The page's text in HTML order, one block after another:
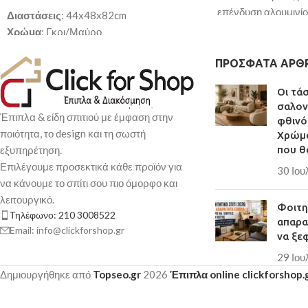
Διαστάσεις: 44x48x82cm
Χρώμα: Γκρι/Μαύρο
Παράδοση σε 3-10 εργάσιμες ημέρες
επένδυση
Επιφάνεια:
Κατασκευασμένο
στιβαρό
μεγαλύτερη
επικάλυψη
Ιδανικό για
κήπο
Κομψός και
Παράδοση σε 3-10
Έπιπλα & είδη σπιτιού με έμφαση στην
ποιότητα, το design και τη σωστή
εξυπηρέτηση.
Επιλέγουμε προσεκτικά κάθε προϊόν για
να κάνουμε το σπίτι σου πιο όμορφο και
λειτουργικό.
Τηλέφωνο: 210 3008522
Email: info@clickforshop.gr
ΠΡΌΣΦΑΤΑ
Οι
που
30
να
29
Δημιουργήθηκε από Topseo.gr 2026 Έπιπλα online